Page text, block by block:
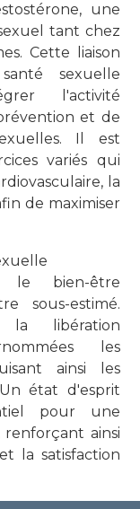
une
tant chez
Cette liaison
sexuelle
l'activité
et de
Il est
variés qui
la
de maximiser
le bien-être
sous-estimé.
la libération
les
ainsi les
état d'esprit
pour une
renforçant ainsi
la satisfaction